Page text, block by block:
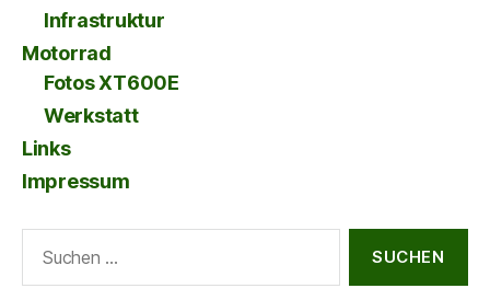
Infrastruktur
Motorrad
Fotos XT600E
Werkstatt
Links
Impressum
nach: